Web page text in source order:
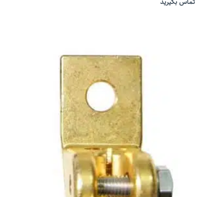
تماس بگیرید